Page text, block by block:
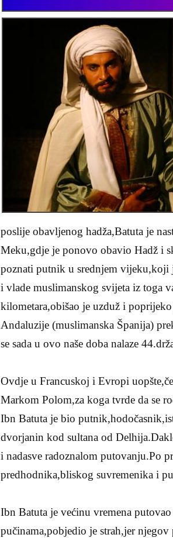
poslije obavljenog hadža,Batuta je
Meku,gdje je ponovo obavio Hadž i
poznati putnik u srednjem vijeku,koji
i vlade muslimanskog svijeta iz toga
kilometara,obišao je uzduž i
Andaluzije (muslimanska Španija)
se sada u ovo naše doba nalaze
Ovdje u Francuskoj i Evropi
Markom Polom,za koga tvrde da se
Ibn Batuta je bio
dvorjanin kod sultana od
i nadasve radoznalom putovanju.Po
predhodnika,bliskog suvremenika i
Ibn Batuta je većinu vremena
pučinama,pobjedio je strah,jer